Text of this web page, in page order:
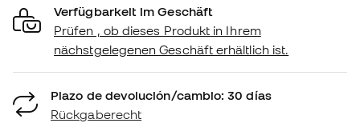
Verfügbarkeit im Geschäft
Prüfen , ob dieses Produkt in Ihrem
nächstgelegenen Geschäft erhältlich ist.
Plazo de devolución/cambio: 30 días
Rückgaberecht